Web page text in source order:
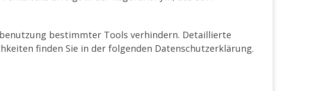
bestimmter Tools verhindern. Detaillierte
finden Sie in der folgenden Datenschutzerklärung.